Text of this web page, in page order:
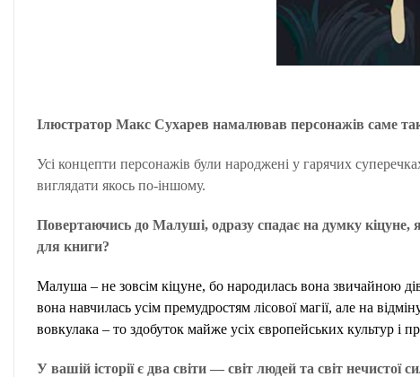
Ілюстратор Макс Сухарев намалював персонажів саме
Усі концепти персонажів були народжені у гарячих
виглядати якось по-іншому.
Повертаючись до Малуші, одразу спадає на думку
для книги?
Малуша – не зовсім кіцуне, бо народилась вона звичайною
вона навчилась усім премудростям лісової магії, але на
вовкулака – то здобуток майже усіх європейських культур і
У вашій історії є два світи — світ людей та світ нечистої